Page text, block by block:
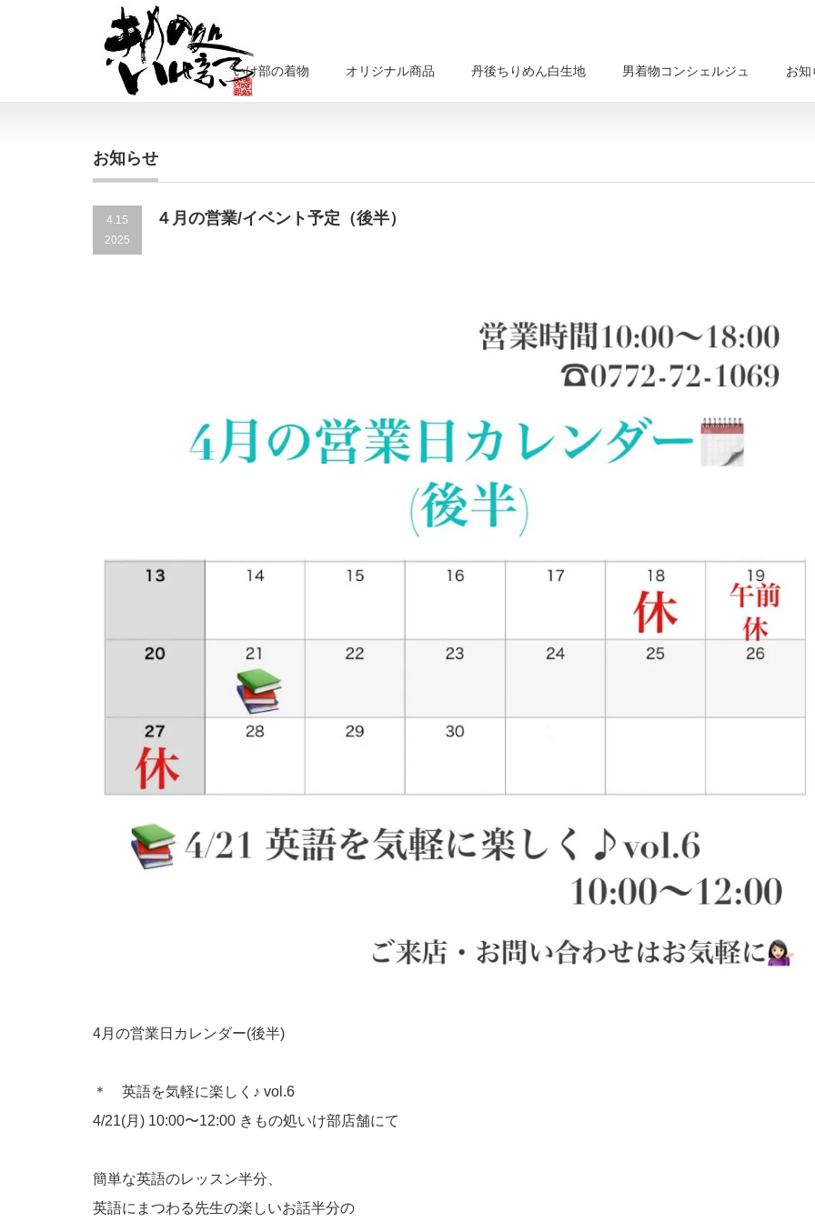
いけ部の着物 オリジナル商品 丹後ちりめん白生地 男着物コンシェルジュ お知
お知らせ
4.15
2025
４月の営業/イベント予定（後半）
4月の営業日カレンダー(後半)
＊ 英語を気軽に楽しく♪ vol.6
4/21(月) 10:00〜12:00 きもの処いけ部店舗にて
簡単な英語のレッスン半分、
英語にまつわる先生の楽しいお話半分の